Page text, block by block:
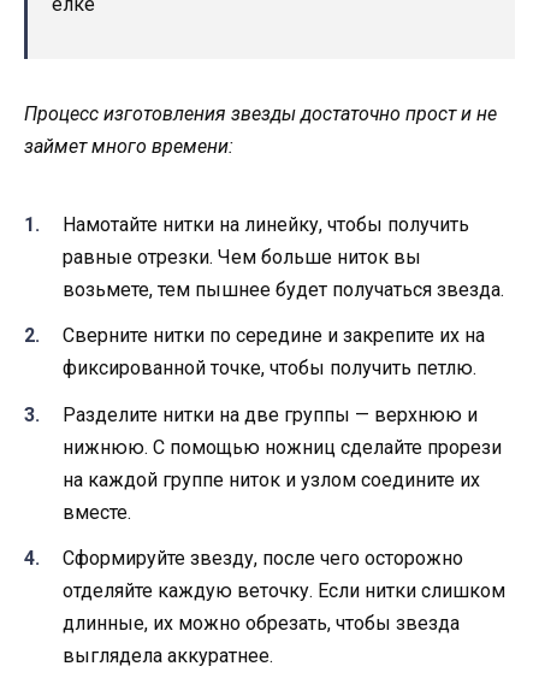
Процесс изготовления звезды достаточно прост и не
займет много времени:
Намотайте нитки на линейку, чтобы получить
равные отрезки. Чем больше ниток вы
возьмете, тем пышнее будет получаться звезда.
Сверните нитки по середине и закрепите их на
фиксированной точке, чтобы получить петлю.
Разделите нитки на две группы — верхнюю и
нижнюю. С помощью ножниц сделайте прорези
на каждой группе ниток и узлом соедините их
вместе.
Сформируйте звезду, после чего осторожно
отделяйте каждую веточку. Если нитки слишком
длинные, их можно обрезать, чтобы звезда
выглядела аккуратнее.